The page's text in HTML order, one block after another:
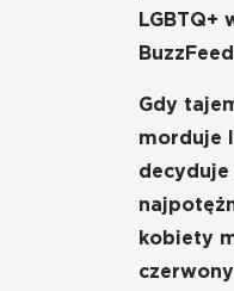
LGBTQ+
Gdy
morduje
kobiety